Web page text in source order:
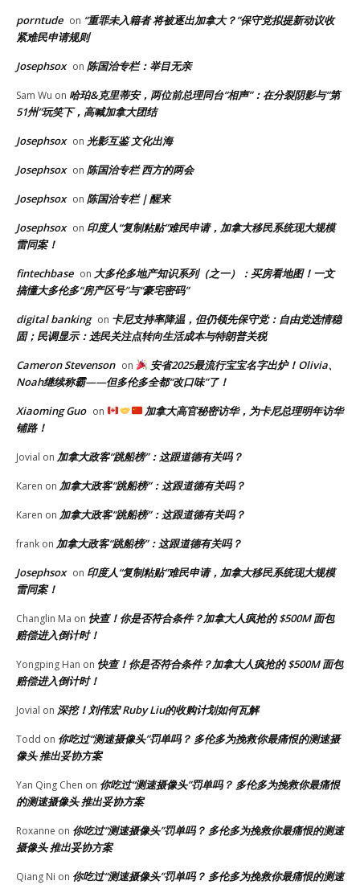
porntude on “重罪未入籍者 将被逐出加拿大？”保守党拟提新动议收
紧难民申请规则
Josephsox on 陈国治专栏：举目无亲
Sam Wu on 哈珀&克里蒂安，两位前总理同台“相声”：在分裂阴影与“第
51州”玩笑下，高喊加拿大团结
Josephsox on 光影互鉴 文化出海
Josephsox on 陈国治专栏 西方的两会
Josephsox on 陈国治专栏｜醒来
Josephsox on 印度人“复制粘贴”难民申请，加拿大移民系统现大规模
雷同案！
fintechbase on 大多伦多地产知识系列（之一）：买房看地图！一文
搞懂大多伦多“房产区号”与“豪宅密码”
digital banking on 卡尼支持率降温，但仍领先保守党：自由党选情稳
固；民调显示：选民关注点转向生活成本与特朗普关税
Cameron Stevenson on
安省2025最流行宝宝名字出炉！Olivia、
Noah继续称霸——但多伦多全都“改口味”了！
Xiaoming Guo on
加拿大高官秘密访华，为卡尼总理明年访华
铺路！
Jovial on 加拿大政客“跳船榜”：这跟道德有关吗？
Karen on 加拿大政客“跳船榜”：这跟道德有关吗？
Karen on 加拿大政客“跳船榜”：这跟道德有关吗？
frank on 加拿大政客“跳船榜”：这跟道德有关吗？
Josephsox on 印度人“复制粘贴”难民申请，加拿大移民系统现大规模
雷同案！
Changlin Ma on 快查！你是否符合条件？加拿大人疯抢的 $500M 面包
赔偿进入倒计时！
Yongping Han on 快查！你是否符合条件？加拿大人疯抢的 $500M 面包
赔偿进入倒计时！
Jovial on 深挖！刘伟宏 Ruby Liu的收购计划如何瓦解
Todd on 你吃过“测速摄像头”罚单吗？ 多伦多为挽救你最痛恨的测速摄
像头 推出妥协方案
Yan Qing Chen on 你吃过“测速摄像头”罚单吗？ 多伦多为挽救你最痛恨
的测速摄像头 推出妥协方案
Roxanne on 你吃过“测速摄像头”罚单吗？ 多伦多为挽救你最痛恨的测速
摄像头 推出妥协方案
Qiang Ni on 你吃过“测速摄像头”罚单吗？ 多伦多为挽救你最痛恨的测速